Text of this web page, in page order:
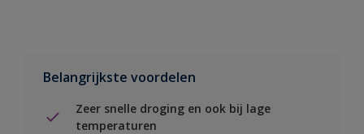
Belangrijkste voordelen
Zeer snelle droging en ook bij lage
temperaturen